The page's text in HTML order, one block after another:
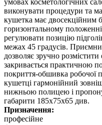
виконувати процедури та
кушетка має двосекційним
горизонтальному
регулювати позицію
межах 45 градусів.
дозволяє зручно
закривається практичною
покриття-обшивка робочої
кушетці гармонійний
нижньою полицею і
габарити 185х75х65 див.
Призначення:
професійне